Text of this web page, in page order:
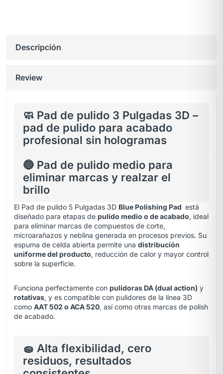
Descripción
Review
🧼 Pad de pulido 3 Pulgadas 3D –
pad de pulido para acabado
profesional sin hologramas
🔵 Pad de pulido medio para
eliminar marcas y realzar el
brillo
El Pad de pulido 5 Pulgadas 3D Blue Polishing Pad está
diseñado para etapas de pulido medio o de acabado, ideal
para eliminar marcas de compuestos de corte,
microarañazos y neblina generada en procesos previos. Su
espuma de celda abierta permite una distribución
uniforme del producto, reducción de calor y mayor control
sobre la superficie.
Funciona perfectamente con pulidoras DA (dual action) y
rotativas, y es compatible con pulidores de la línea 3D
como AAT 502 o ACA 520, así como otras marcas de polish
de acabado.
🧽 Alta flexibilidad, cero
residuos, resultados